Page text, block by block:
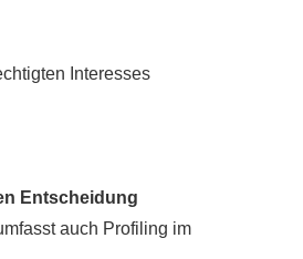
Interesses
Entscheidung
auch Profiling im